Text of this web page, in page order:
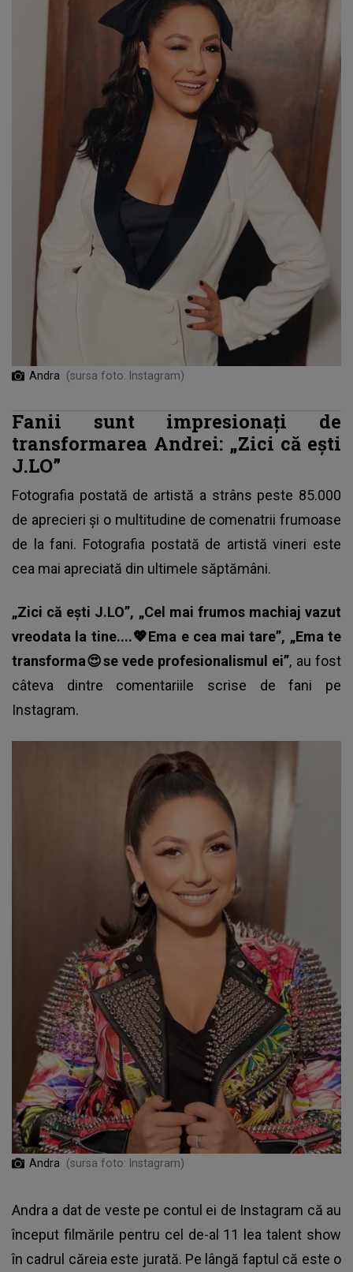
Andra (sursa foto: Instagram)
Fanii sunt impresionați de
transformarea Andrei: „Zici că ești
J.LO”
Fotografia postată de artistă a strâns peste 85.000
de aprecieri și o multitudine de comenatrii frumoase
de la fani. Fotografia postată de artistă vineri este
cea mai apreciată din ultimele săptămâni.
„Zici că ești J.LO”, „Cel mai frumos machiaj vazut
vreodata la tine....💖Ema e cea mai tare”, „Ema te
transforma😍se vede profesionalismul ei”, au fost
câteva dintre comentariile scrise de fani pe
Instagram.
Andra (sursa foto: Instagram)
Andra a dat de veste pe contul ei de Instagram că au
început filmările pentru cel de-al 11 lea talent show
în cadrul căreia este jurată. Pe lângă faptul că este o